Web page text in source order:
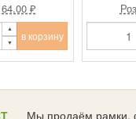
₽
в корзину
Мы продаём рамки,